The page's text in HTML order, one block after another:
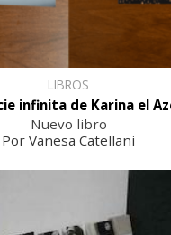
LIBROS
infinita de Karina el
Nuevo libro
Por Vanesa Catellani